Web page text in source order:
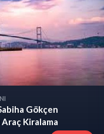
Gökçen
Araç Kiralama